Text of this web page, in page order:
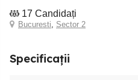
17 Candidați
Bucuresti, Sector 2
Specificații